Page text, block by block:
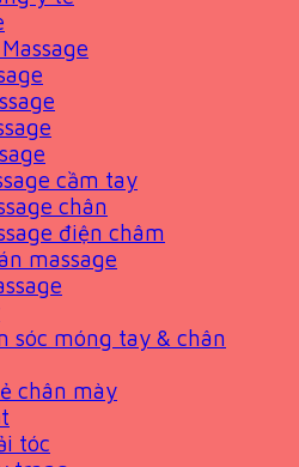
cầm tay
chân
điện châm
massage
sóc móng tay & chân
chân mày
tóc